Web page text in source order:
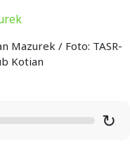
Mazurek / Foto: TASR-
Kotian
↻